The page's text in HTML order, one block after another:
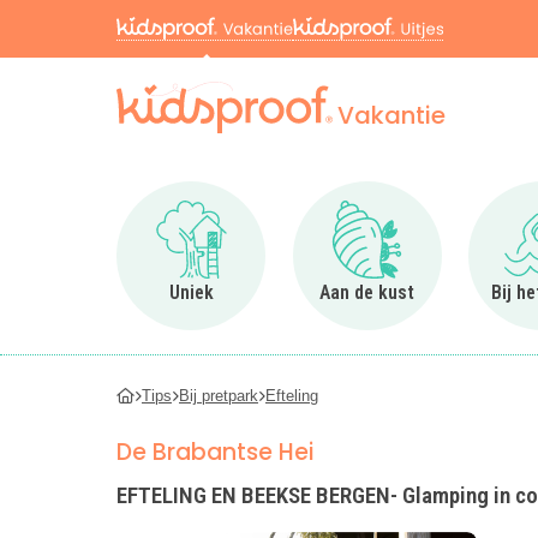
Vakantie
Uniek
Ga naar Uniek
Aan de kust
Ga naar Aan de kust
Bij
Tips Bij pretpark Efteling
De Brabantse Hei
EFTELING EN BEEKSE BERGEN- Glamping